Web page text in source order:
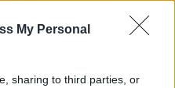
My Personal
sharing to third parties, or